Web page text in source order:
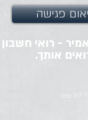
פגישה
- רואי חשבון
אותך.
שנה